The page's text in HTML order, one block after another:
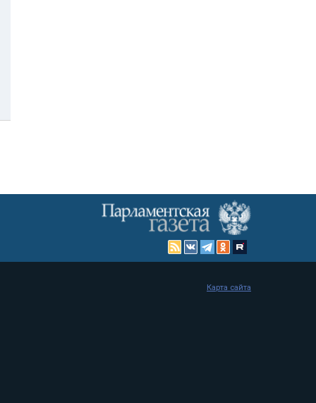
Карта сайта